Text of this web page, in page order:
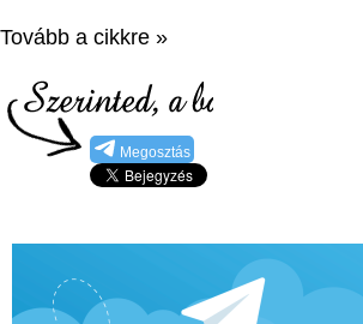
Tovább a cikkre »
Megosztás